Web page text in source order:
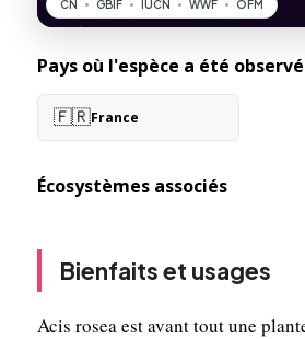
Pays où l'espèce a été
🇫🇷France
Écosystèmes associés
Bienfaits et usages
Acis rosea est avant tout une